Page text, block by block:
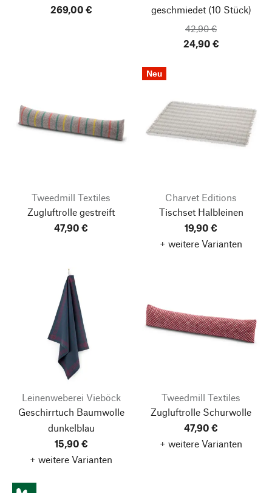
269,00 €
geschmiedet(10 Stück)
42,90 €
24,90 €
Tweedmill Textiles
Zugluftrolle gestreift
47,90 €
Neu
Charvet Editions
Tischset Halbleinen
19,90 €
+ weitere Varianten
Leinenweberei Vieböck
Geschirrtuch Baumwolle
dunkelblau
15,90 €
+ weitere Varianten
Tweedmill Textiles
Zugluftrolle Schurwolle
47,90 €
+ weitere Varianten